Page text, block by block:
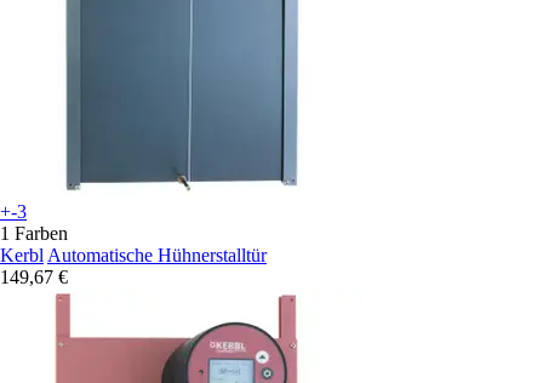
+-3
1 Farben
Kerbl Automatische Hühnerstalltür
149,67 €